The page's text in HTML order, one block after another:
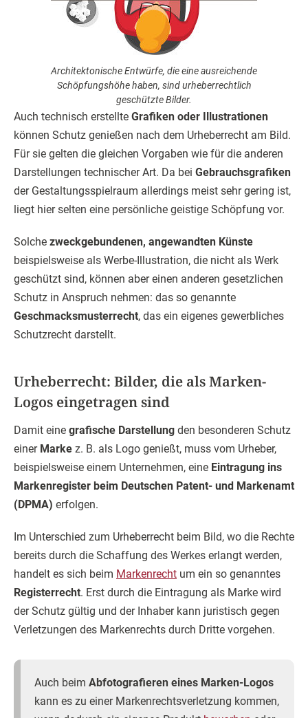
Architektonische Entwürfe, die eine ausreichende
Schöpfungshöhe haben, sind urheberrechtlich
geschützte Bilder.
Auch technisch erstellte Grafiken oder Illustrationen
können Schutz genießen nach dem Urheberrecht am Bild.
Für sie gelten die gleichen Vorgaben wie für die anderen
Darstellungen technischer Art. Da bei Gebrauchsgrafiken
der Gestaltungsspielraum allerdings meist sehr gering ist,
liegt hier selten eine persönliche geistige Schöpfung vor.
Solche zweckgebundenen, angewandten Künste
beispielsweise als Werbe-Illustration, die nicht als Werk
geschützt sind, können aber einen anderen gesetzlichen
Schutz in Anspruch nehmen: das so genannte
Geschmacksmusterrecht, das ein eigenes gewerbliches
Schutzrecht darstellt.
Urheberrecht: Bilder, die als Marken-
Logos eingetragen sind
Damit eine grafische Darstellung den besonderen Schutz
einer Marke z. B. als Logo genießt, muss vom Urheber,
beispielsweise einem Unternehmen, eine Eintragung ins
Markenregister beim Deutschen Patent- und Markenamt
(DPMA) erfolgen.
Im Unterschied zum Urheberrecht beim Bild, wo die Rechte
bereits durch die Schaffung des Werkes erlangt werden,
handelt es sich beim Markenrecht um ein so genanntes
Registerrecht. Erst durch die Eintragung als Marke wird
der Schutz gültig und der Inhaber kann juristisch gegen
Verletzungen des Markenrechts durch Dritte vorgehen.
Auch beim Abfotografieren eines Marken-Logos
kann es zu einer Markenrechtsverletzung kommen,